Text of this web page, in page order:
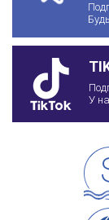
У